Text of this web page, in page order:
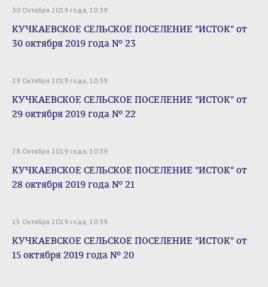
30 Октября 2019 года, 10:39
КУЧКАЕВСКОЕ СЕЛЬСКОЕ ПОСЕЛЕНИЕ "ИСТОК" от
30 октября 2019 года № 23
29 Октября 2019 года, 10:39
КУЧКАЕВСКОЕ СЕЛЬСКОЕ ПОСЕЛЕНИЕ "ИСТОК" от
29 октября 2019 года № 22
28 Октября 2019 года, 10:39
КУЧКАЕВСКОЕ СЕЛЬСКОЕ ПОСЕЛЕНИЕ "ИСТОК" от
28 октября 2019 года № 21
15 Октября 2019 года, 10:39
КУЧКАЕВСКОЕ СЕЛЬСКОЕ ПОСЕЛЕНИЕ "ИСТОК" от
15 октября 2019 года № 20